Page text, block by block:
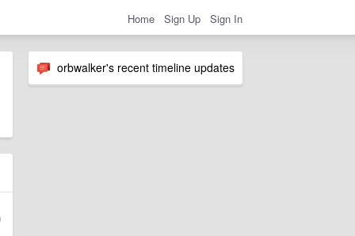
Home Sign Up Sign In
orbwalker's recent timeline updates